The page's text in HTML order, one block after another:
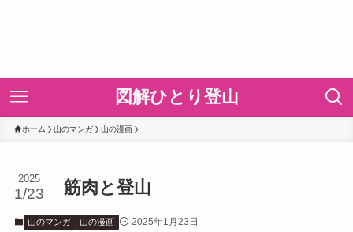
図解ひとり登山
ホーム 山のマンガ 山の漫画
筋肉と登山
2025
1/23
山のマンガ 山の漫画 2025年1月23日